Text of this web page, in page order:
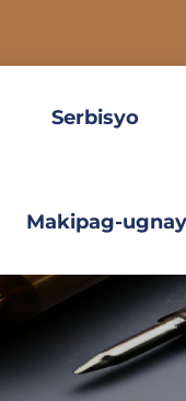
Serbisyo
Makipag-